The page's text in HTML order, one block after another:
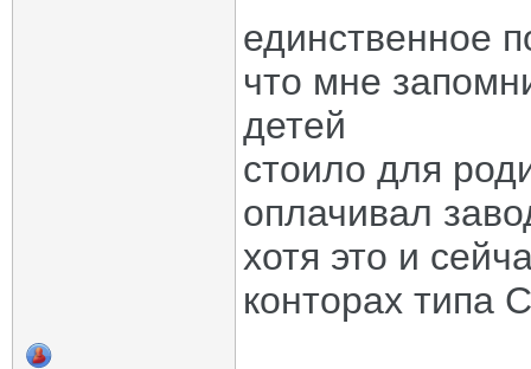
единственное
что мне
детей
стоило для
оплачивал
хотя это и
конторах типа